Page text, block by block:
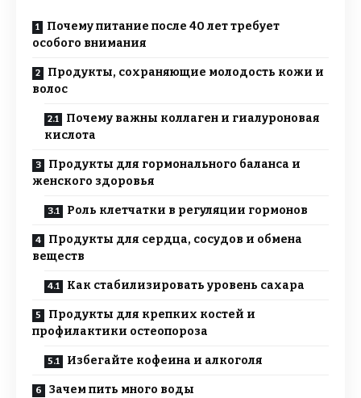
Почему питание после 40 лет требует
особого внимания
Продукты, сохраняющие молодость кожи и
волос
Почему важны коллаген и гиалуроновая
кислота
Продукты для гормонального баланса и
женского здоровья
Роль клетчатки в регуляции гормонов
Продукты для сердца, сосудов и обмена
веществ
Как стабилизировать уровень сахара
Продукты для крепких костей и
профилактики остеопороза
Избегайте кофеина и алкоголя
Зачем пить много воды